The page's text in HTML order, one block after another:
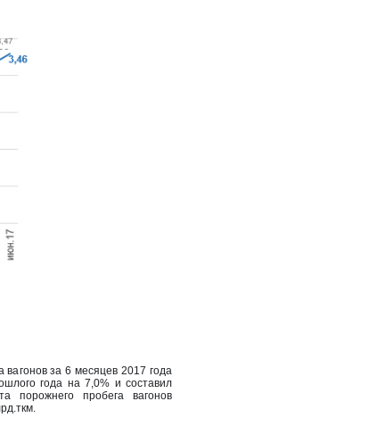
вагонов за 6 месяцев 2017 года
года на 7,0% и составил
порожнего пробега вагонов